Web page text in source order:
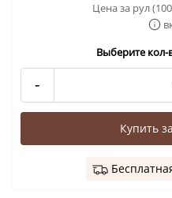
Цена за рул
Выберите кол-
-
Купить за